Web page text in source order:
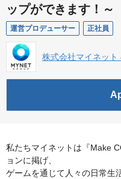
ップができます！～
運営プロデューサー 正社員
株式会社マイネット
私たちマイネットは『Make
ョンに掲げ、
ゲームを通じて人々の日常生